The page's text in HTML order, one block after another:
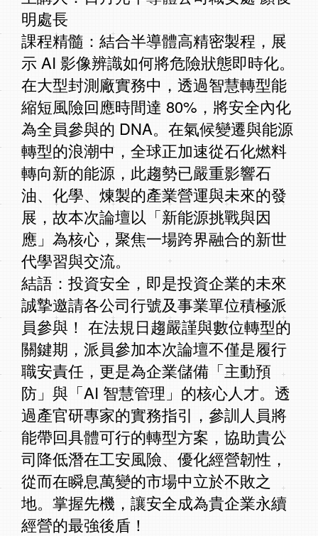
明處長
課程精髓：結合半導體高精密製程，展
示 AI 影像辨識如何將危險狀態即時化。
在大型封測廠實務中，透過智慧轉型能
縮短風險回應時間達 80%，將安全內化
為全員參與的 DNA。在氣候變遷與能源
轉型的浪潮中，全球正加速從石化燃料
轉向新的能源，此趨勢已嚴重影響石
油、化學、煉製的產業營運與未來的發
展，故本次論壇以「新能源挑戰與因
應」為核心，聚焦一場跨界融合的新世
代學習與交流。
結語：投資安全，即是投資企業的未來
誠摯邀請各公司行號及事業單位積極派
員參與！ 在法規日趨嚴謹與數位轉型的
關鍵期，派員參加本次論壇不僅是履行
職安責任，更是為企業儲備「主動預
防」與「AI 智慧管理」的核心人才。透
過產官研專家的實務指引，參訓人員將
能帶回具體可行的轉型方案，協助貴公
司降低潛在工安風險、優化經營韌性，
從而在瞬息萬變的市場中立於不敗之
地。掌握先機，讓安全成為貴企業永續
經營的最強後盾！